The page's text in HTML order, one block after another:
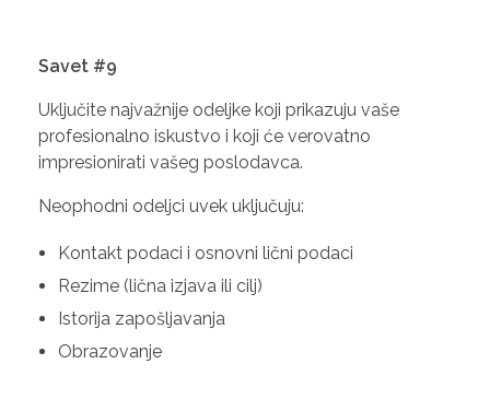
Savet #9
Uključite najvažnije odeljke koji prikazuju vaše
profesionalno iskustvo i koji će verovatno
impresionirati vašeg poslodavca.
Neophodni odeljci uvek uključuju:
Kontakt podaci i osnovni lični podaci
Rezime (lična izjava ili cilj)
Istorija zapošljavanja
Obrazovanje